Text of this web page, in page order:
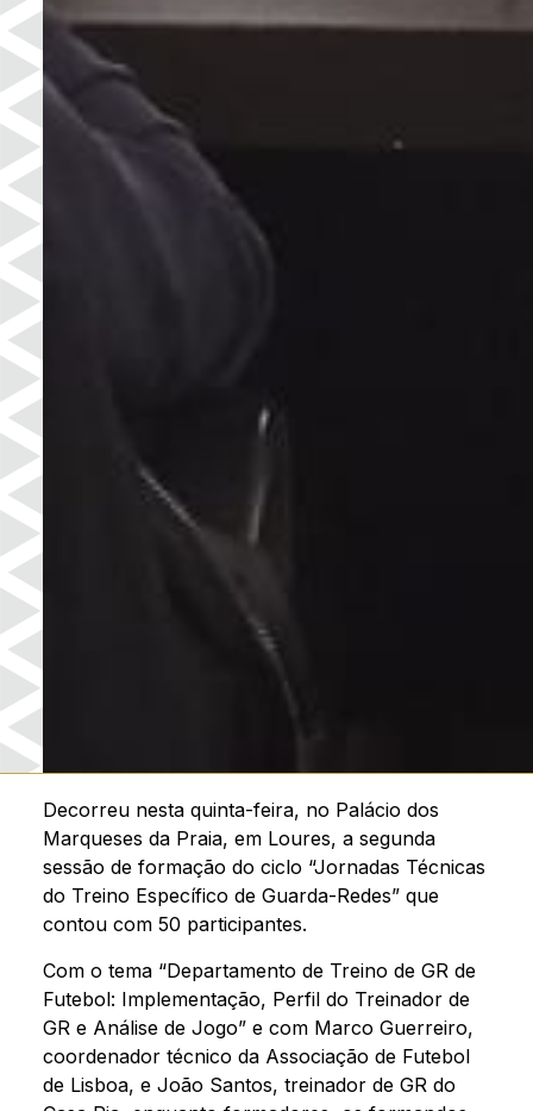
Decorreu nesta quinta-feira, no Palácio dos
Marqueses da Praia, em Loures, a segunda
sessão de formação do ciclo “Jornadas Técnicas
do Treino Específico de Guarda-Redes” que
contou com 50 participantes.
Com o tema “Departamento de Treino de GR de
Futebol: Implementação, Perfil do Treinador de
GR e Análise de Jogo” e com Marco Guerreiro,
coordenador técnico da Associação de Futebol
de Lisboa, e João Santos, treinador de GR do